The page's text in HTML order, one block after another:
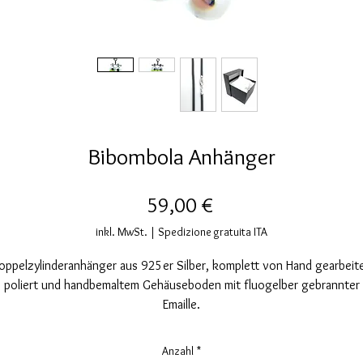
Bibombola Anhänger
59,00 €Preis
inkl. MwSt. | Spedizione gratuita ITA
aus 925er Silber, komplett von Hand
poliert und handbemaltem Gehäuseboden mit fluogelber gebrannter
Emaille.
Meereskorrosion geschützt.
Anzahl *